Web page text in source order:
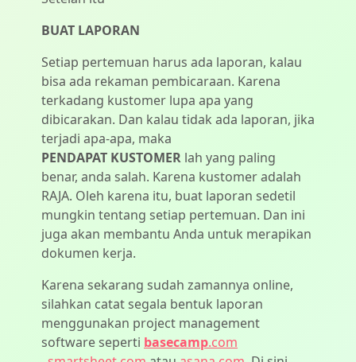
BUAT LAPORAN
Setiap pertemuan harus ada laporan, kalau
bisa ada rekaman pembicaraan. Karena
terkadang kustomer lupa apa yang
dibicarakan. Dan kalau tidak ada laporan, jika
terjadi apa-apa, maka
PENDAPAT KUSTOMER lah yang paling
benar, anda salah. Karena kustomer adalah
RAJA. Oleh karena itu, buat laporan sedetil
mungkin tentang setiap pertemuan. Dan ini
juga akan membantu Anda untuk merapikan
dokumen kerja.
Karena sekarang sudah zamannya online,
silahkan catat segala bentuk laporan
menggunakan project management
software seperti basecamp.com